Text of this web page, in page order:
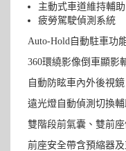
主動式車道維持輔
疲勞駕駛偵測系統
Auto-Hold自動駐車功
360環繞影像倒車顯影
自動防眩車內外後視鏡
遠光燈自動偵測切換
雙階段前氣囊、雙前
前座安全帶含預縮器